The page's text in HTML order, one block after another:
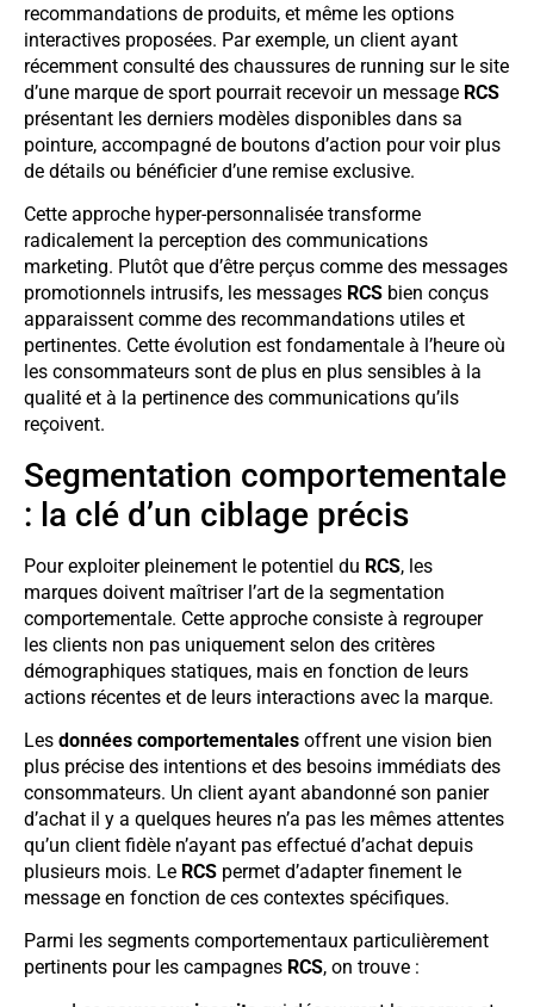
recommandations de produits, et même les options
interactives proposées. Par exemple, un client ayant
récemment consulté des chaussures de running sur le site
d’une marque de sport pourrait recevoir un message RCS
présentant les derniers modèles disponibles dans sa
pointure, accompagné de boutons d’action pour voir plus
de détails ou bénéficier d’une remise exclusive.
Cette approche hyper-personnalisée transforme
radicalement la perception des communications
marketing. Plutôt que d’être perçus comme des messages
promotionnels intrusifs, les messages RCS bien conçus
apparaissent comme des recommandations utiles et
pertinentes. Cette évolution est fondamentale à l’heure où
les consommateurs sont de plus en plus sensibles à la
qualité et à la pertinence des communications qu’ils
reçoivent.
Segmentation comportementale
: la clé d’un ciblage précis
Pour exploiter pleinement le potentiel du RCS, les
marques doivent maîtriser l’art de la segmentation
comportementale. Cette approche consiste à regrouper
les clients non pas uniquement selon des critères
démographiques statiques, mais en fonction de leurs
actions récentes et de leurs interactions avec la marque.
Les données comportementales offrent une vision bien
plus précise des intentions et des besoins immédiats des
consommateurs. Un client ayant abandonné son panier
d’achat il y a quelques heures n’a pas les mêmes attentes
qu’un client fidèle n’ayant pas effectué d’achat depuis
plusieurs mois. Le RCS permet d’adapter finement le
message en fonction de ces contextes spécifiques.
Parmi les segments comportementaux particulièrement
pertinents pour les campagnes RCS, on trouve :